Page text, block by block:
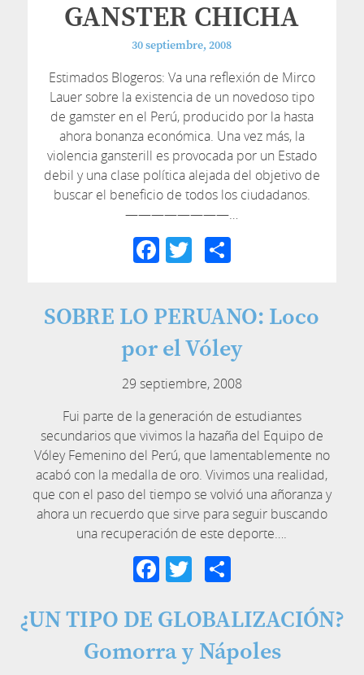
GANSTER CHICHA
30 septiembre, 2008
Estimados Blogeros: Va una reflexión de Mirco
Lauer sobre la existencia de un novedoso tipo
de gamster en el Perú, producido por la hasta
ahora bonanza económica. Una vez más, la
violencia gansterill es provocada por un Estado
debil y una clase política alejada del objetivo de
buscar el beneficio de todos los ciudadanos.
————————…
Facebook
TwitterCompartir
SOBRE LO PERUANO: Loco
por el Vóley
29 septiembre, 2008
Fui parte de la generación de estudiantes
secundarios que vivimos la hazaña del Equipo de
Vóley Femenino del Perú, que lamentablemente no
acabó con la medalla de oro. Vivimos una realidad,
que con el paso del tiempo se volvió una añoranza y
ahora un recuerdo que sirve para seguir buscando
una recuperación de este deporte….
Facebook
TwitterCompartir
¿UN TIPO DE GLOBALIZACIÓN?
Gomorra y Nápoles